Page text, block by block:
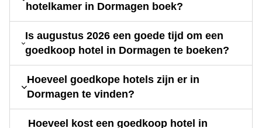
hotelkamer in Dormagen boek?
Is augustus 2026 een goede tijd om een
goedkoop hotel in Dormagen te boeken?
Hoeveel goedkope hotels zijn er in
Dormagen te vinden?
Hoeveel kost een goedkoop hotel in